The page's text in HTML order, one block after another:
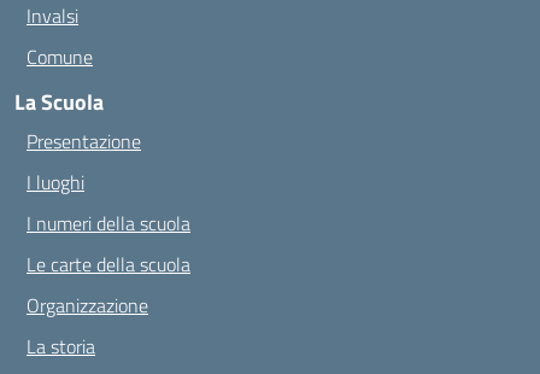
Invalsi
Comune
La Scuola
Presentazione
I luoghi
I numeri della scuola
Le carte della scuola
Organizzazione
La storia